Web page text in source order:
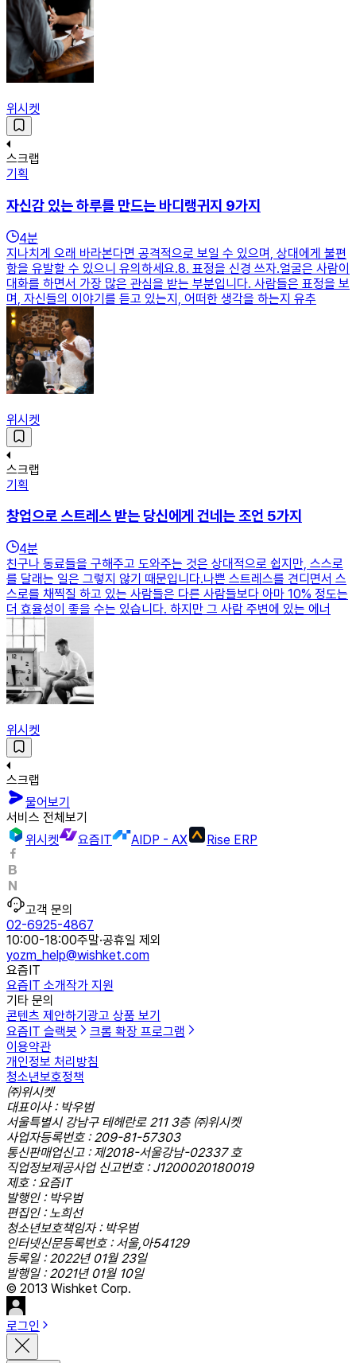
위시켓
스크랩
기획
자신감 있는 하루를 만드는 바디랭귀지 9가지
4분
지나치게 오래 바라본다면 공격적으로 보일 수 있으며, 상대에게 불편
함을 유발할 수 있으니 유의하세요.8. 표정을 신경 쓰자.얼굴은 사람이
대화를 하면서 가장 많은 관심을 받는 부분입니다. 사람들은 표정을 보
며, 자신들의 이야기를 듣고 있는지, 어떠한 생각을 하는지 유추
위시켓
스크랩
기획
창업으로 스트레스 받는 당신에게 건네는 조언 5가지
4분
친구나 동료들을 구해주고 도와주는 것은 상대적으로 쉽지만, 스스로
를 달래는 일은 그렇지 않기 때문입니다.나쁜 스트레스를 견디면서 스
스로를 채찍질 하고 있는 사람들은 다른 사람들보다 아마 10% 정도는
더 효율성이 좋을 수는 있습니다. 하지만 그 사람 주변에 있는 에너
위시켓
스크랩
물어보기
서비스 전체보기
위시켓
요즘IT AIDP - AX Rise ERP
고객 문의
02-6925-4867
10:00-18:00주말·공휴일 제외
yozm_help@wishket.com
요즘IT
요즘IT 소개작가 지원
기타 문의
콘텐츠 제안하기 광고 상품 보기
요즘IT 슬랙봇
크롬 확장 프로그램
이용약관
개인정보 처리방침
청소년보호정책
㈜위시켓
대표이사 : 박우범
서울특별시 강남구 테헤란로 211 3층 ㈜위시켓
사업자등록번호 : 209-81-57303
통신판매업신고 : 제2018-서울강남-02337 호
직업정보제공사업 신고번호 : J1200020180019
제호 : 요즘IT
발행인 : 박우범
편집인 : 노희선
청소년보호책임자 : 박우범
인터넷신문등록번호 : 서울,아54129
등록일 : 2022년 01월 23일
발행일 : 2021년 01월 10일
© 2013 Wishket Corp.
로그인